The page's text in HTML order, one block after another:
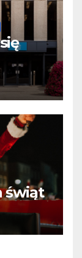
świąt